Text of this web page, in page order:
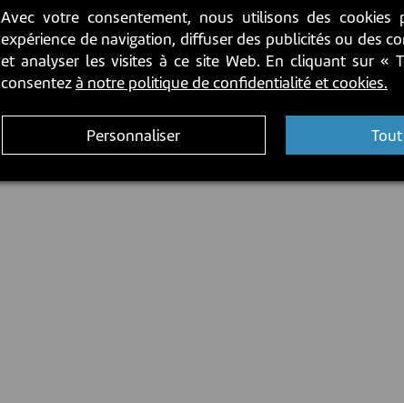
Avec votre consentement, nous utilisons des cookies
expérience de navigation, diffuser des publicités ou des
et analyser les visites à ce site Web. En cliquant sur «
consentezà notre politique de confidentialité et cookies.
Personnaliser